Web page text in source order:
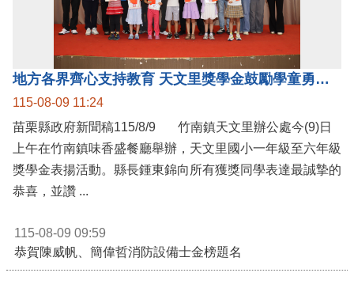
地方各界齊心支持教育 天文里獎學金鼓勵學童勇敢追夢
115-08-09 11:24
苗栗縣政府新聞稿115/8/9 竹南鎮天文里辦公處今(9)日
上午在竹南鎮味香盛餐廳舉辦，天文里國小一年級至六年級
獎學金表揚活動。縣長鍾東錦向所有獲獎同學表達最誠摯的
恭喜，並讚 ...
115-08-09 09:59
恭賀陳威帆、簡偉哲消防設備士金榜題名